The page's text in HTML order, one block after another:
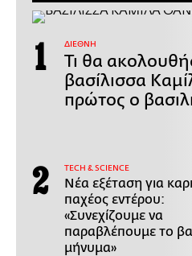
ΔΙΕΘΝΗ
Τι θα
βασίλισσα
πρώτος ο
ΤECH & SCIENCE
Νέα εξέταση για
παχέος εντέρου:
«Συνεχίζουμε να
παραβλέπουμε το
μήνυμα»